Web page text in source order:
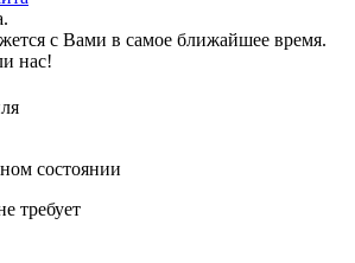
с Вами в самое ближайшее время.
нас!
состоянии
требует